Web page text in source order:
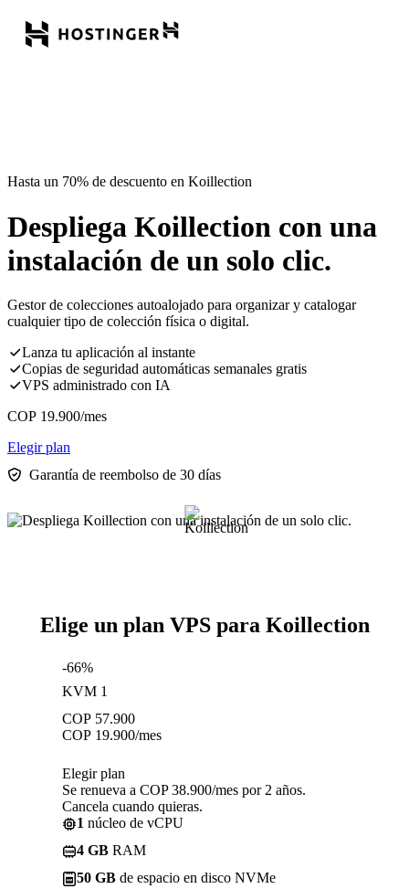
Hasta un 70% de descuento en Koillection
Despliega Koillection con una
instalación de un solo clic.
Gestor de colecciones autoalojado para organizar y catalogar
cualquier tipo de colección física o digital.
Lanza tu aplicación al instante
Copias de seguridad automáticas semanales gratis
VPS administrado con IA
COP 19.900/mes
Elegir plan
Garantía de reembolso de 30 días
Elige un plan VPS para Koillection
-66%
KVM 1
COP 57.900
COP 19.900/mes
Elegir plan
Se renueva a COP 38.900/mes por 2 años.
Cancela cuando quieras.
1 núcleo de vCPU
4 GB RAM
50 GB de espacio en disco NVMe